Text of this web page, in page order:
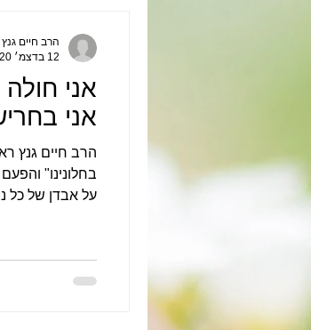
אני
אני
הרב חיים גנץ
בחלונינו"
על אבדן של כל
הרב חיים גנץ
12 בדצמ׳ 2020